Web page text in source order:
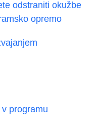
odstraniti okužbe
opremo
programu